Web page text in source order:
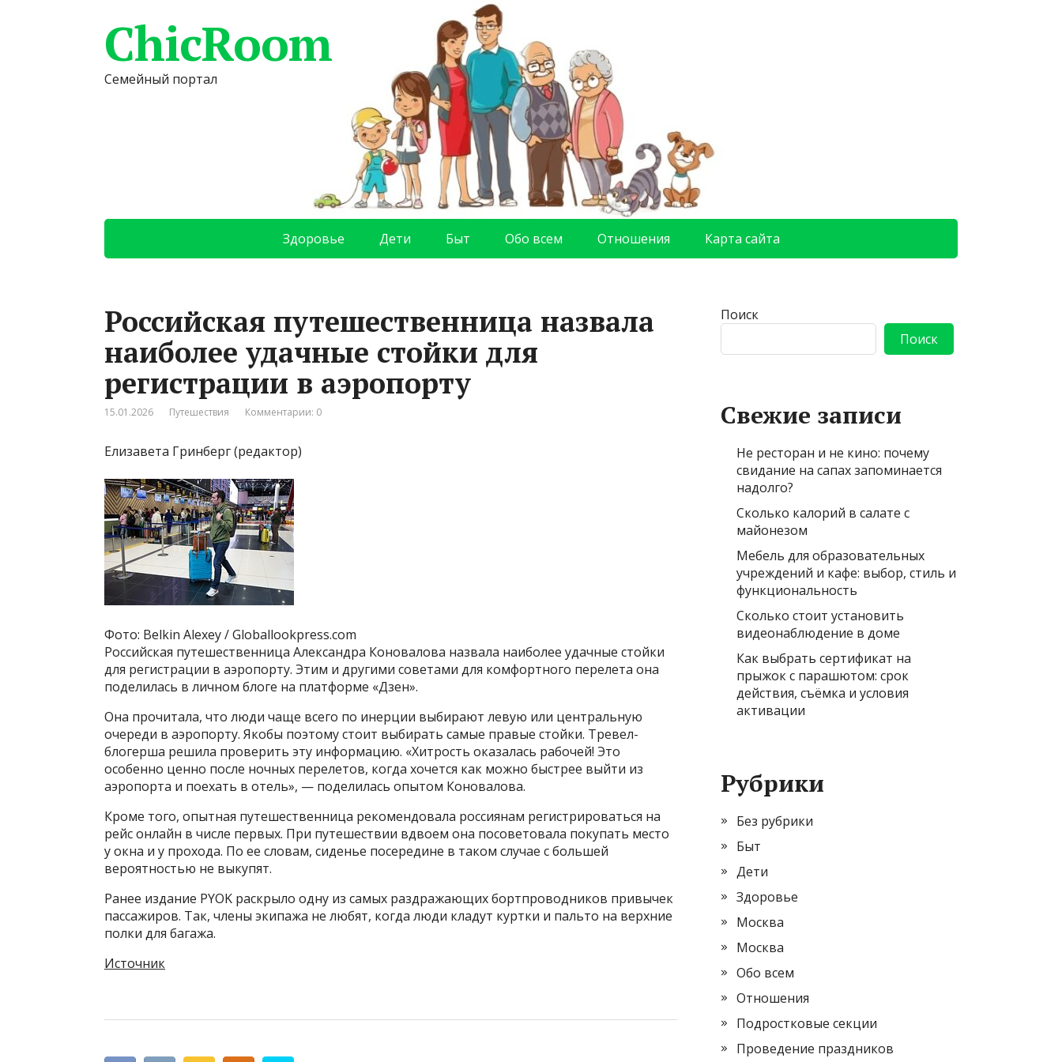
ChicRoom
Семейный портал
Здоровье Дети Быт Обо всем Отношения Карта сайта
Российская путешественница назвала
наиболее удачные стойки для
регистрации в аэропорту
15.01.2026 Путешествия Комментарии: 0
Елизавета Гринберг (редактор)
Фото: Belkin Alexey / Globallookpress.com
Российская путешественница Александра Коновалова назвала наиболее удачные стойки
для регистрации в аэропорту. Этим и другими советами для комфортного перелета она
поделилась в личном блоге на платформе «Дзен».
Она прочитала, что люди чаще всего по инерции выбирают левую или центральную
очереди в аэропорту. Якобы поэтому стоит выбирать самые правые стойки. Тревел-
блогерша решила проверить эту информацию. «Хитрость оказалась рабочей! Это
особенно ценно после ночных перелетов, когда хочется как можно быстрее выйти из
аэропорта и поехать в отель», — поделилась опытом Коновалова.
Кроме того, опытная путешественница рекомендовала россиянам регистрироваться на
рейс онлайн в числе первых. При путешествии вдвоем она посоветовала покупать место
у окна и у прохода. По ее словам, сиденье посередине в таком случае с большей
вероятностью не выкупят.
Ранее издание PYOK раскрыло одну из самых раздражающих бортпроводников привычек
пассажиров. Так, члены экипажа не любят, когда люди кладут куртки и пальто на верхние
полки для багажа.
Источник
Поиск
Поиск
Свежие записи
Не ресторан и не кино: почему
свидание на сапах запоминается
надолго?
Сколько калорий в салате с
майонезом
Мебель для образовательных
учреждений и кафе: выбор, стиль и
функциональность
Сколько стоит установить
видеонаблюдение в доме
Как выбрать сертификат на
прыжок с парашютом: срок
действия, съёмка и условия
активации
Рубрики
Без рубрики
Быт
Дети
Здоровье
Москва
Москва
Обо всем
Отношения
Подростковые секции
Проведение праздников